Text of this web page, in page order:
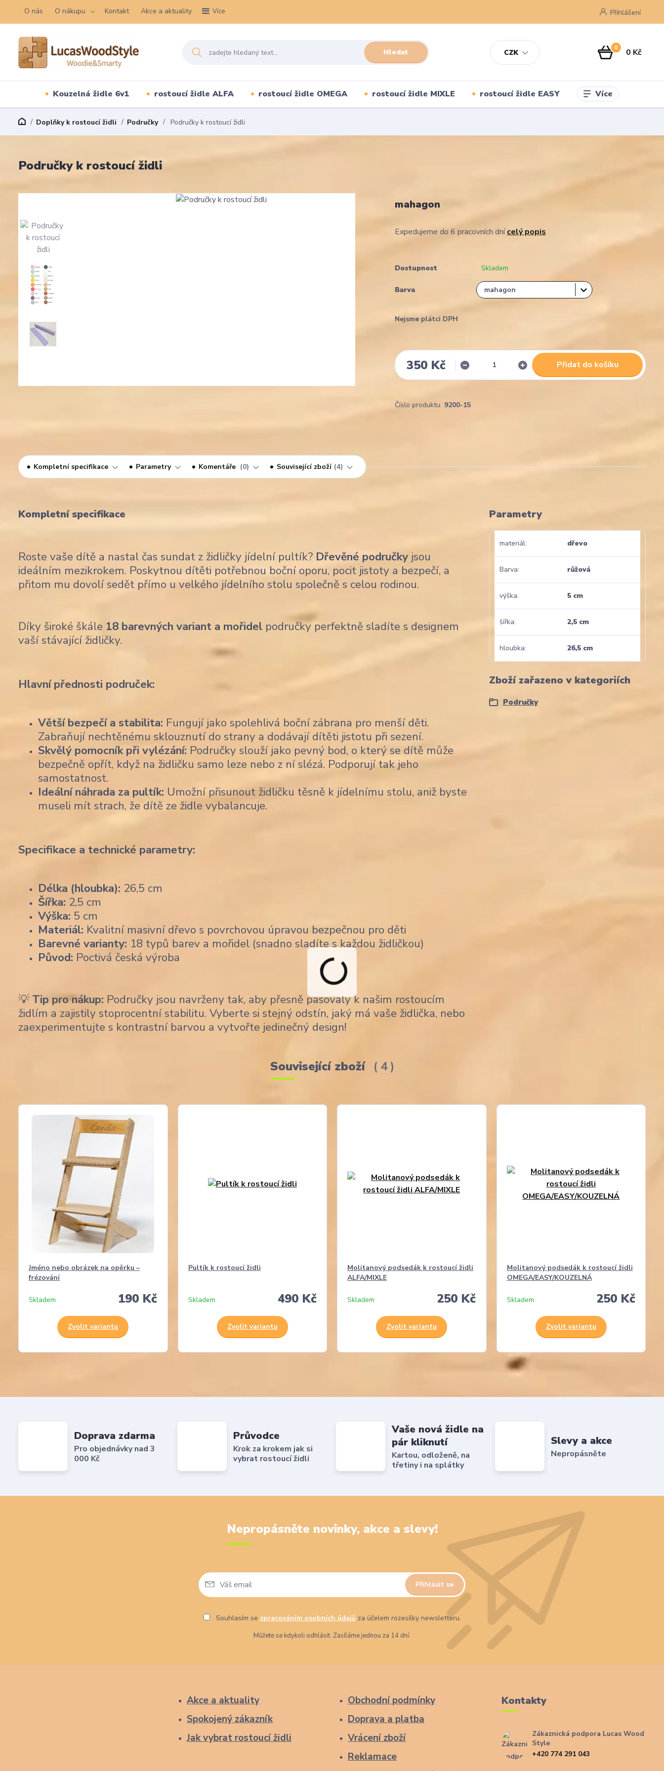
O nás O nákupu Kontakt Akce a aktuality Více
CZK
Přihlášení
Hledat 0 0 Kč
Kouzelná židle 6v1 rostoucí židle ALFA rostoucí židle OMEGA rostoucí židle MIXLE rostoucí židle EASY Více
Doplňky k rostoucí židli Područky Područky k rostoucí židli
Područky k rostoucí židli
mahagon
Expedujeme do 6 pracovních dnícelý popis
Dostupnost Skladem
Barva
Nejsme plátci DPH
350 Kč Přidat do košíku
Číslo produktu: 9200-15
Kompletní specifikace Parametry Komentáře 0 Související zboží 4
Kompletní specifikace
Roste vaše dítě a nastal čas sundat z židličky jídelní pultík? Dřevěné područky jsou
ideálním mezikrokem. Poskytnou dítěti potřebnou boční oporu, pocit jistoty a bezpečí, a
přitom mu dovolí sedět přímo u velkého jídelního stolu společně s celou rodinou.
Díky široké škále 18 barevných variant a mořidel područky perfektně sladíte s designem
vaší stávající židličky.
Hlavní přednosti područek:
Větší bezpečí a stabilita: Fungují jako spolehlivá boční zábrana pro menší děti.
Zabraňují nechtěnému sklouznutí do strany a dodávají dítěti jistotu při sezení.
Skvělý pomocník při vylézání: Područky slouží jako pevný bod, o který se dítě může
bezpečně opřít, když na židličku samo leze nebo z ní slézá. Podporují tak jeho
samostatnost.
Ideální náhrada za pultík: Umožní přisunout židličku těsně k jídelnímu stolu, aniž byste
museli mít strach, že dítě ze židle vybalancuje.
Specifikace a technické parametry:
Délka (hloubka): 26,5 cm
Šířka: 2,5 cm
Výška: 5 cm
Materiál: Kvalitní masivní dřevo s povrchovou úpravou bezpečnou pro děti
Barevné varianty: 18 typů barev a mořidel (snadno sladíte s každou židličkou)
Původ: Poctivá česká výroba
💡Tip pro nákup: Područky jsou navrženy tak, aby přesně pasovaly k našim rostoucím
židlím a zajistily stoprocentní stabilitu. Vyberte si stejný odstín, jaký má vaše židlička, nebo
zaexperimentujte s kontrastní barvou a vytvořte jedinečný design!
Parametry
materiál dřevo
Barva růžová
výška 5 cm
šířka 2,5 cm
hloubka 26,5 cm
Zboží zařazeno v kategoriích
Područky
Související zboží 4
Jméno nebo obrázek na opěrku –
frézování
190 Kč
Skladem
Zvolit variantu
Pultík k rostoucí židli
490 Kč
Skladem
Zvolit variantu
Molitanový podsedák k rostoucí židli
ALFA/MIXLE
250 Kč
Skladem
Zvolit variantu
Molitanový podsedák k rostoucí židli
OMEGA/EASY/KOUZELNÁ
250 Kč
Skladem
Zvolit variantu
Doprava zdarma
Pro objednávky nad 3
000 Kč
Průvodce
Krok za krokem jak si
vybrat rostoucí židli
Vaše nová židle na
pár kliknutí
Kartou, odloženě, na
třetiny i na splátky
Slevy a akce
Nepropásněte
Nepropásněte novinky, akce a slevy!
Přihlásit se
Souhlasím se zpracováním osobních údajůza účelem rozesílky newsletteru.
Můžete se kdykoli odhlásit. Zasíláme jednou za 14 dní.
Akce a aktuality
Spokojený zákazník
Jak vybrat rostoucí židli
Obchodní podmínky
Doprava a platba
Vrácení zboží
Reklamace
Kontakty
Zákaznická podpora Lucas Wood
Style
+420 774 291 043